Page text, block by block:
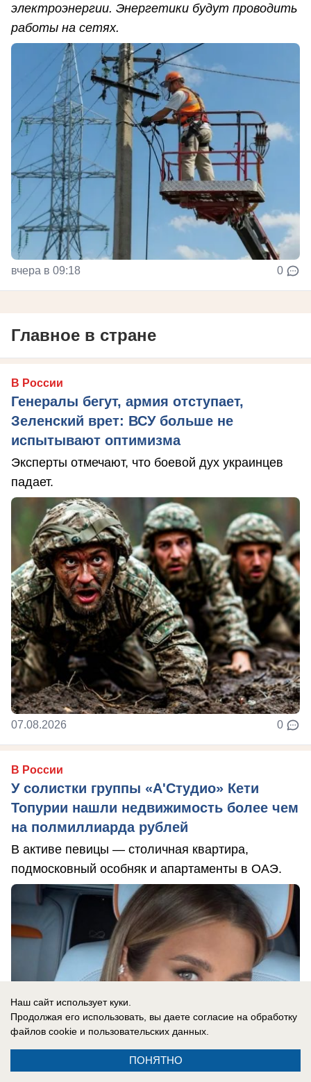
электроэнергии. Энергетики будут проводить
работы на сетях.
вчера в 09:18 0
Главное в стране
В России
Генералы бегут, армия отступает,
Зеленский врет: ВСУ больше не
испытывают оптимизма
Эксперты отмечают, что боевой дух украинцев
падает.
07.08.2026 0
В России
У солистки группы «А'Студио» Кети
Топурии нашли недвижимость более чем
на полмиллиарда рублей
В активе певицы — столичная квартира,
подмосковный особняк и апартаменты в ОАЭ.
Наш сайт использует куки.
Продолжая его использовать, вы даете согласие на обработку
файлов cookie и пользовательских данных.
ПОНЯТНО